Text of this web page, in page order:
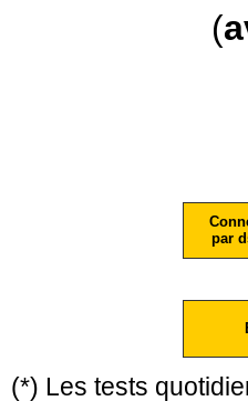
(
par
(*) Les tests